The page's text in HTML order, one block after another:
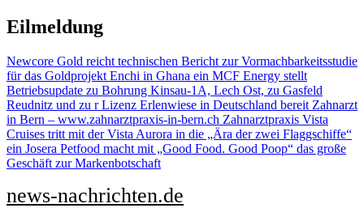
Zu
Inhalten
Eilmeldung
Newcore Gold reicht technischen Bericht zur Vormachbarkeitsstudie
für das Goldprojekt Enchi in Ghana ein MCF Energy stellt
Betriebsupdate zu Bohrung Kinsau-1A, Lech Ost, zu Gasfeld
Reudnitz und zu r Lizenz Erlenwiese in Deutschland bereit Zahnarzt
in Bern – www.zahnarztpraxis-in-bern.ch Zahnarztpraxis Vista
Cruises tritt mit der Vista Aurora in die „Ära der zwei Flaggschiffe“
ein Josera Petfood macht mit „Good Food. Good Poop“ das große
Geschäft zur Markenbotschaft
news-nachrichten.de